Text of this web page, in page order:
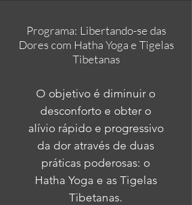
Programa: Libertando-se das
Dores com Hatha Yoga e Tigelas
Tibetanas
O objetivo é diminuir o
desconforto e obter o
alívio rápido e progressivo
da dor através de duas
práticas poderosas: o
Hatha Yoga e as Tigelas
Tibetanas.